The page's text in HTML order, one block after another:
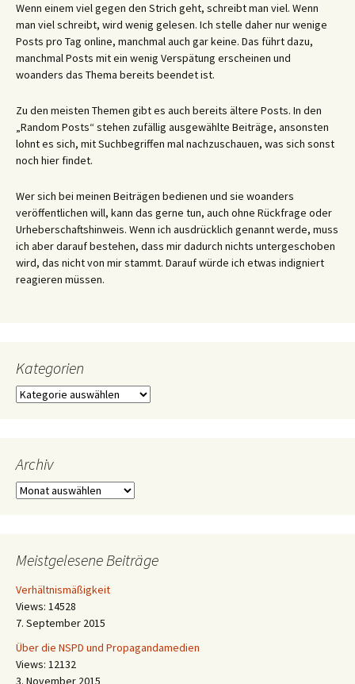
Wenn einem viel gegen den Strich geht, schreibt man viel. Wenn
man viel schreibt, wird wenig gelesen. Ich stelle daher nur wenige
Posts pro Tag online, manchmal auch gar keine. Das führt dazu,
manchmal Posts mit ein wenig Verspätung erscheinen und
woanders das Thema bereits beendet ist.
Zu den meisten Themen gibt es auch bereits ältere Posts. In den
„Random Posts“ stehen zufällig ausgewählte Beiträge, ansonsten
lohnt es sich, mit Suchbegriffen mal nachzuschauen, was sich sonst
noch hier findet.
Wer sich bei meinen Beiträgen bedienen und sie woanders
veröffentlichen will, kann das gerne tun, auch ohne Rückfrage oder
Urheberschaftshinweis. Wenn ich ausdrücklich genannt werde, muss
ich aber darauf bestehen, dass mir dadurch nichts untergeschoben
wird, das nicht von mir stammt. Darauf würde ich etwas indigniert
reagieren müssen.
Kategorien
Kategorien
Archiv
Archiv
Meistgelesene Beiträge
Verhältnismäßigkeit
Views: 14528
7. September 2015
Über die NSPD und Propagandamedien
Views: 12132
3. November 2015